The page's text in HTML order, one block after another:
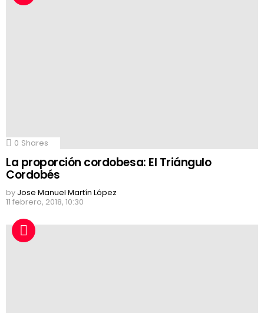
0 Shares
La proporción cordobesa: El Triángulo
Cordobés
by Jose Manuel Martín López
11 febrero, 2018, 10:30